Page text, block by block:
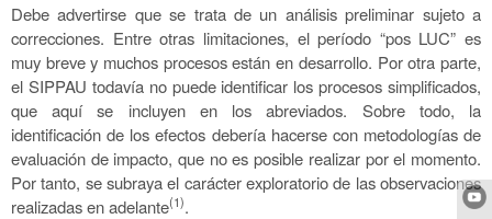
Debe advertirse que se trata de un análisis preliminar sujeto a
correcciones. Entre otras limitaciones, el período “pos LUC” es
muy breve y muchos procesos están en desarrollo. Por otra parte,
el SIPPAU todavía no puede identificar los procesos simplificados,
que aquí se incluyen en los abreviados. Sobre todo, la
identificación de los efectos debería hacerse con metodologías de
evaluación de impacto, que no es posible realizar por el momento.
Por tanto, se subraya el carácter exploratorio de las observaciones
realizadas en adelante(1).